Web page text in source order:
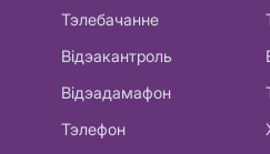
Тэлебачанне
Відэакантроль
Відэадамафон
Тэлефон